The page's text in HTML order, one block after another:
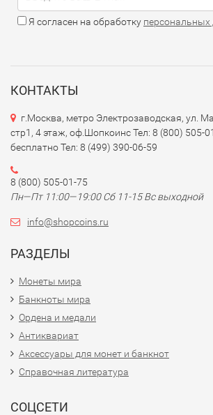
Я согласен на обработку персональных
КОНТАКТЫ
г.Москва, метро Электрозаводская, ул.
стр1, 4 этаж, оф.Шопкоинс Тел: 8 (800) 505-
бесплатно Тел: 8 (499) 390-06-59
8 (800) 505-01-75
Пн—Пт 11:00—19:00 Сб 11-15 Вс выходной
info@shopcoins.ru
РАЗДЕЛЫ
Монеты мира
Банкноты мира
Ордена и медали
Антиквариат
Аксессуары для монет и банкнот
Справочная литература
СОЦСЕТИ